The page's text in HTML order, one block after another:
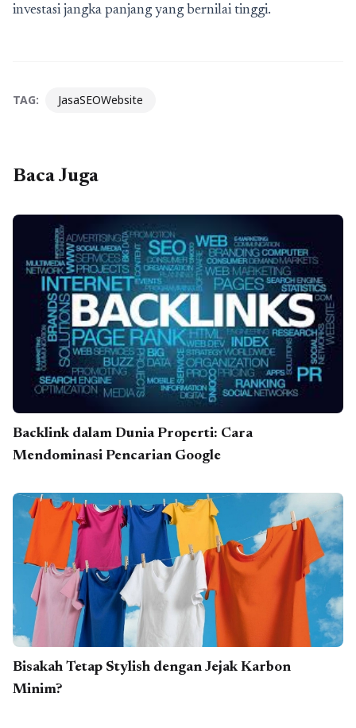
investasi jangka panjang yang bernilai tinggi.
TAG: JasaSEOWebsite
Baca Juga
Backlink dalam Dunia Properti: Cara
Mendominasi Pencarian Google
Bisakah Tetap Stylish dengan Jejak Karbon
Minim?